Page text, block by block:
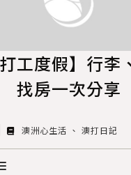
事前準備、面試分
打工度假】行李
找房一次分享
澳洲心生活 澳打日記